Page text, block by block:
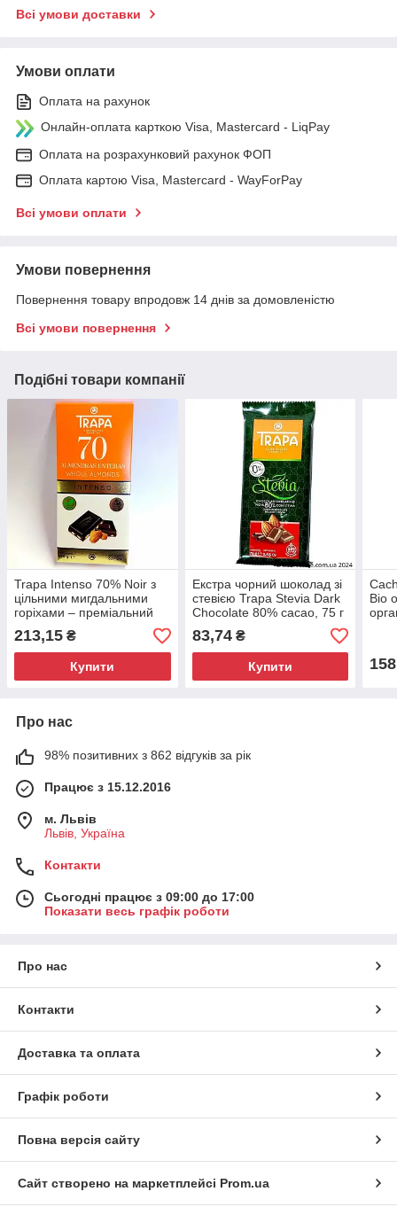
Всі умови доставки
Умови оплати
Оплата на рахунок
Онлайн-оплата карткою Visa, Mastercard - LiqPay
Оплата на розрахунковий рахунок ФОП
Оплата картою Visa, Mastercard - WayForPay
Всі умови оплати
Умови повернення
Повернення товару впродовж 14 днів за домовленістю
Всі умови повернення
Подібні товари компанії
Trapa Intenso 70% Noir з
цільними мигдальними
горіхами – преміальний
шоколад, 175г
213,15 ₴
Купити
Екстра чорний шоколад зі
стевією Trapa Stevia Dark
Chocolate 80% cacao, 75 г
Іспанія
83,74₴
Купити
Bio
Про нас
98% позитивних з 862 відгуків за рік
Працює з 15.12.2016
м. Львів
Львів, Україна
Контакти
Сьогодні працює з 09:00 до 17:00
Показати весь графік роботи
Про нас
Контакти
Доставка та оплата
Графік роботи
Повна версія сайту
Сайт створено на маркетплейсі Prom.ua